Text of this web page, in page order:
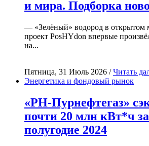
и мира. Подборка
— «Зелёный» водород в открытом
проект PosHYdon впервые
на...
Пятница, 31 Июль 2026 /Читать
Энергетика и фондовый рынок
«РН-Пурнефтегаз»
почти 20 млн кВт*ч
полугодие 2024